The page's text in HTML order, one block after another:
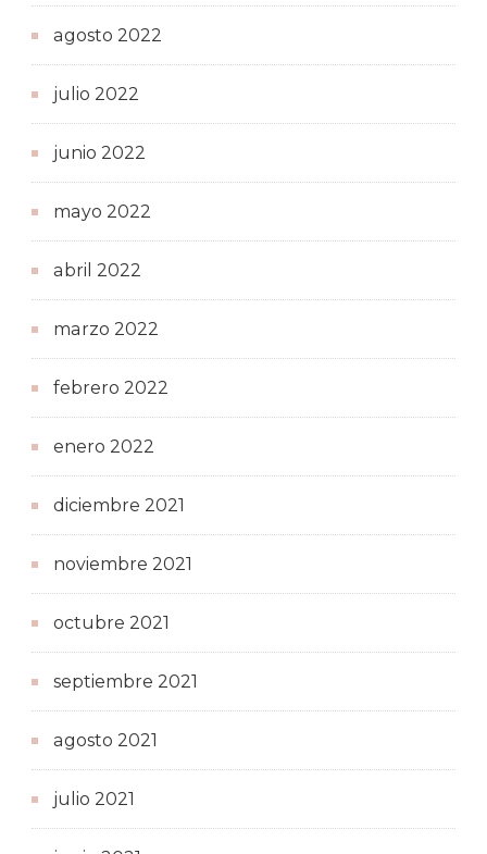
agosto 2022
julio 2022
junio 2022
mayo 2022
abril 2022
marzo 2022
febrero 2022
enero 2022
diciembre 2021
noviembre 2021
octubre 2021
septiembre 2021
agosto 2021
julio 2021